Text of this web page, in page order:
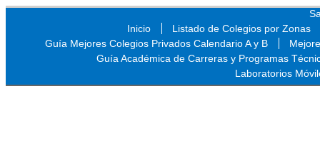
Inicio
Listado de Colegios por Zonas
Guía Mejores Colegios Privados Calendario A y B
Guía Académica de Carreras y Programas
Laboratorios